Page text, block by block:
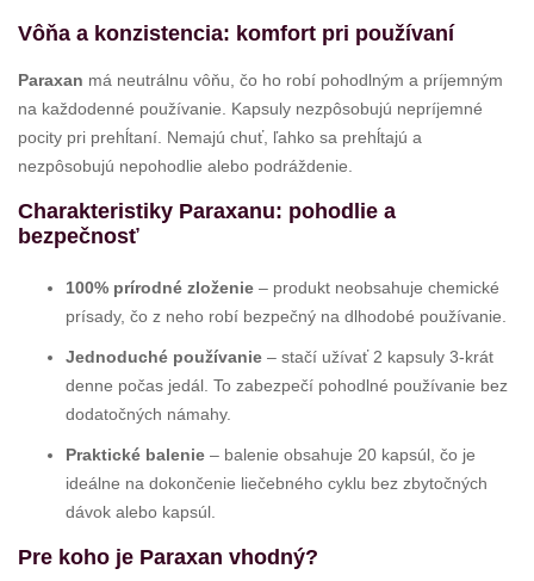
Vôňa a konzistencia: komfort pri používaní
Paraxan má neutrálnu vôňu, čo ho robí pohodlným a príjemným
na každodenné používanie. Kapsuly nezpôsobujú nepríjemné
pocity pri prehĺtaní. Nemajú chuť, ľahko sa prehĺtajú a
nezpôsobujú nepohodlie alebo podráždenie.
Charakteristiky Paraxanu: pohodlie a
bezpečnosť
100% prírodné zloženie – produkt neobsahuje chemické
prísady, čo z neho robí bezpečný na dlhodobé používanie.
Jednoduché používanie – stačí užívať 2 kapsuly 3-krát
denne počas jedál. To zabezpečí pohodlné používanie bez
dodatočných námahy.
Praktické balenie – balenie obsahuje 20 kapsúl, čo je
ideálne na dokončenie liečebného cyklu bez zbytočných
dávok alebo kapsúl.
Pre koho je Paraxan vhodný?